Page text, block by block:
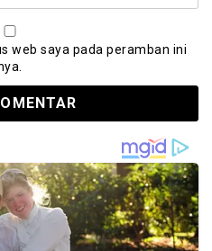
web saya pada peramban ini